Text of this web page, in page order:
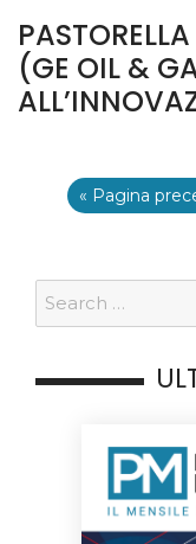
(GE OIL &
« Pagina